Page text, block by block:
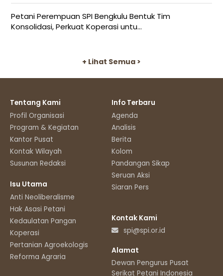
Petani Perempuan SPI Bengkulu Bentuk Tim
Konsolidasi, Perkuat Koperasi untu...
+ Lihat Semua >
Tentang Kami
Profil Organisasi
Program & Kegiatan
Kantor Pusat
Kontak Wilayah
Susunan Redaksi
Isu Utama
Anti Neoliberalisme
Hak Asasi Petani
Kedaulatan Pangan
Koperasi
Pertanian Agroekologis
Reforma Agraria
Info Terbaru
Agenda
Analisis
Berita
Kolom
Pandangan Sikap
Seruan Aksi
Siaran Pers
Kontak Kami
spi@spi.or.id
Alamat
Dewan Pengurus Pusat
Serikat Petani Indonesia